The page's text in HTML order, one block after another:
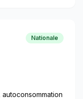
Nationale
autoconsommation